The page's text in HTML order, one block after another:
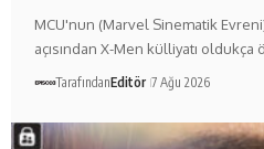
MCU'nun (Marvel Sinematik
açısından X-Men külliyatı oldukça
TarafındanEditör 7 Ağu 2026